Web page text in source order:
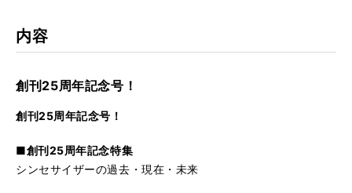
内容
創刊25周年記念号！
創刊25周年記念号！
■創刊25周年記念特集
シンセサイザーの過去・現在・未来